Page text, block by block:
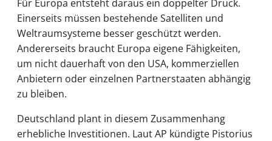
Für Europa entsteht daraus ein doppelter Druck.
Einerseits müssen bestehende Satelliten und
Weltraumsysteme besser geschützt werden.
Andererseits braucht Europa eigene Fähigkeiten,
um nicht dauerhaft von den USA, kommerziellen
Anbietern oder einzelnen Partnerstaaten abhängig
zu bleiben.
Deutschland plant in diesem Zusammenhang
erhebliche Investitionen. Laut AP kündigte Pistorius